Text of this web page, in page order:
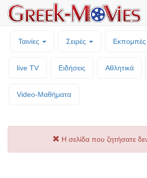
Ταινίες Σειρές Εκπομπές
live TV Ειδήσεις Αθλητικά
Video-Mαθήματα
Η σελίδα που ζητήσατε